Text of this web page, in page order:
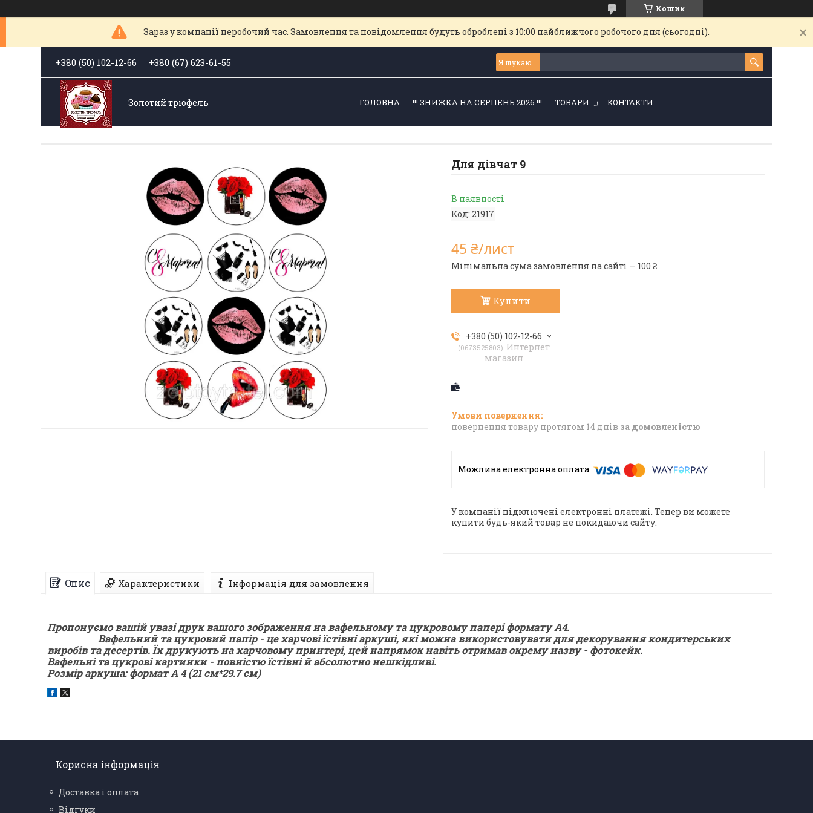
Кошик
Зараз у компанії неробочий час. Замовлення та повідомлення будуть оброблені з 10:00 найближчого робочого дня (сьогодні).
+380 (50) 102-12-66 +380 (67) 623-61-55
Золотий трюфель ГОЛОВНА !!! ЗНИЖКА НА СЕРПЕНЬ 2026 !!! ТОВАРИ КОНТАКТИ
Для дівчат 9
В наявності
Код: 21917
45 ₴/лист
Мінімальна сума замовлення на сайті — 100 ₴
Купити
+380 (50) 102-12-66
0673525803
Интернет
магазин
повернення товару протягом 14 днів за домовленістю
У компанії підключені електронні платежі. Тепер ви можете
купити будь-який товар не покидаючи сайту.
Опис Характеристики Інформація для замовлення
Пропонуємо вашій увазі друк вашого зображення на вафельному та цукровому папері формату А4.
Вафельний та цукровий папір - це харчові їстівні аркуші, які можна використовувати для декорування кондитерських
виробів та десертів. Їх друкують на харчовому принтері, цей напрямок навіть отримав окрему назву - фотокейк.
Вафельні та цукрові картинки - повністю їстівні й абсолютно нешкідливі.
Розмір аркуша: формат А 4 (21 см*29.7 см)
Корисна інформація
Доставка і оплата
Відгуки